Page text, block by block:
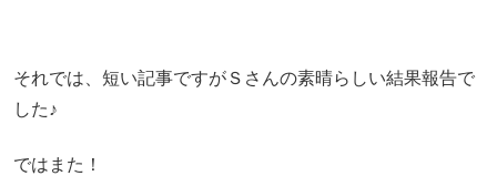
それでは、短い記事ですがＳさんの素晴らしい結果報告で
した♪
ではまた！